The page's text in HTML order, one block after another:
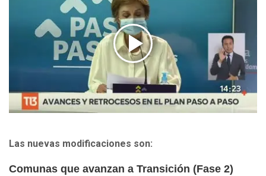
Las nuevas modificaciones son:
Comunas que avanzan a Transición (Fase 2)